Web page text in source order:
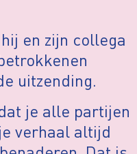
en zijn collega
uitzending.
je alle partijen
verhaal altijd